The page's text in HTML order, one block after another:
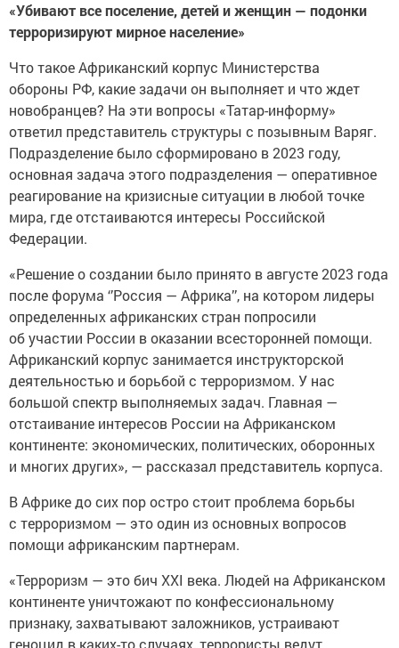
«Убивают все поселение, детей и женщин — подонки
терроризируют мирное население»
Что такое Африканский корпус Министерства
обороны РФ, какие задачи он выполняет и что ждет
новобранцев? На эти вопросы «Татар-информу»
ответил представитель структуры с позывным Варяг.
Подразделение было сформировано в 2023 году,
основная задача этого подразделения — оперативное
реагирование на кризисные ситуации в любой точке
мира, где отстаиваются интересы Российской
Федерации.
«Решение о создании было принято в августе 2023 года
после форума ‘’Россия — Африка’’, на котором лидеры
определенных африканских стран попросили
об участии России в оказании всесторонней помощи.
Африканский корпус занимается инструкторской
деятельностью и борьбой с терроризмом. У нас
большой спектр выполняемых задач. Главная —
отстаивание интересов России на Африканском
континенте: экономических, политических, оборонных
и многих других», — рассказал представитель корпуса.
В Африке до сих пор остро стоит проблема борьбы
с терроризмом — это один из основных вопросов
помощи африканским партнерам.
«Терроризм — это бич XXI века. Людей на Африканском
континенте уничтожают по конфессиональному
признаку, захватывают заложников, устраивают
геноцид в каких-то случаях, террористы ведут